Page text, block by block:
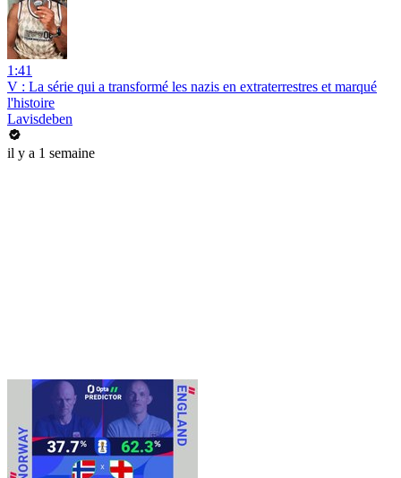
1:41
V : La série qui a transformé les nazis en extraterrestres et marqué
l'histoire
Lavisdeben
il y a 1 semaine